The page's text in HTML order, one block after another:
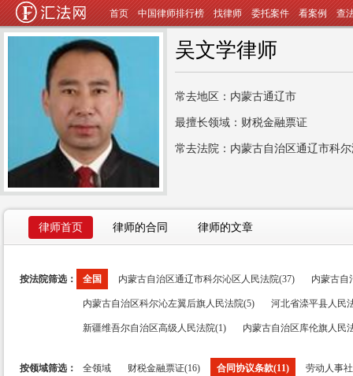
首页 中国律师排行榜 找律师 委托案件 看案例 查
吴文学律师
常去地区：内蒙古通辽市
最擅长领域：财税金融票证
常去法院：内蒙古自治区通辽市科
律师首页 律师的合同 律师的文章
按法院筛选： 全国 内蒙古自治区通辽市科尔沁区人民法院(37) 内蒙古自
内蒙古自治区科尔沁左翼后旗人民法院(5) 河北省滦平县人民
新疆维吾尔自治区高级人民法院(1) 内蒙古自治区库伦旗人民
按领域筛选： 全领域 财税金融票证(16) 合同协议条款(11) 劳动人事